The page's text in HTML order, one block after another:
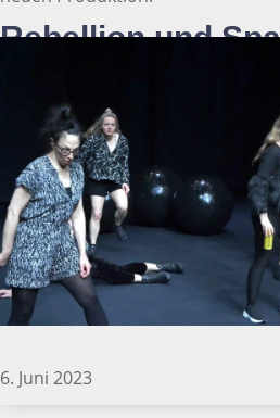
Rebellion und
6. Juni 2023